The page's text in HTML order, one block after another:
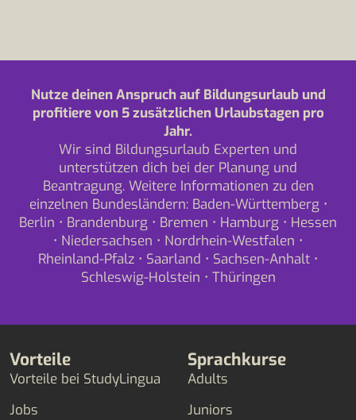
Nutze deinen Anspruch auf Bildungsurlaub und
profitiere von 5 zusätzlichen Urlaubstagen pro
Jahr.
Wir sind Bildungsurlaub Experten und
unterstützen dich bei der Planung und
Beantragung. Weitere Informationen zu den
einzelnen Bundesländern: Baden-Württemberg•
Berlin • Brandenburg • Bremen • Hamburg • Hessen
• Niedersachsen • Nordrhein-Westfalen •
Rheinland-Pfalz • Saarland • Sachsen-Anhalt •
Schleswig-Holstein • Thüringen
Vorteile
Vorteile bei StudyLingua
Jobs
Sprachkurse
Adults
Juniors